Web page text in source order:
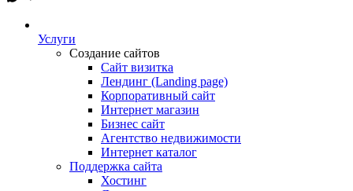
Услуги
Создание сайтов
Сайт визитка
Лендинг (Landing page)
Корпоративный сайт
Интернет магазин
Бизнес сайт
Агентство недвижимости
Интернет каталог
Поддержка сайта
Хостинг